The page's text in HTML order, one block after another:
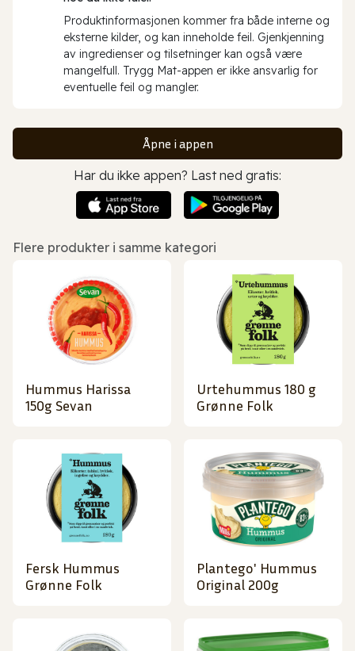
Produktinformasjonen kommer fra både interne og
eksterne kilder, og kan inneholde feil. Gjenkjenning
av ingredienser og tilsetninger kan også være
mangelfull. Trygg Mat-appen er ikke ansvarlig for
eventuelle feil og mangler.
Åpne i appen
Har du ikke appen? Last ned gratis:
Flere produkter i samme kategori
Hummus Harissa
150g Sevan
Urtehummus 180 g
Grønne Folk
Fersk Hummus
Grønne Folk
Plantego' Hummus
Original 200g